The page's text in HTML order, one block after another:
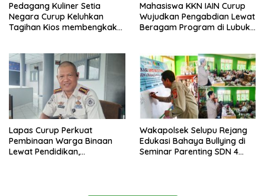
Pedagang Kuliner Setia
Negara Curup Keluhkan
Tagihan Kios membengkak
Mahasiswa KKN IAIN Curup
Wujudkan Pengabdian Lewat
Beragam Program di Lubuk
Lapas Curup Perkuat
Pembinaan Warga Binaan
Lewat Pendidikan,
Wakapolsek Selupu Rejang
Edukasi Bahaya Bullying di
Seminar Parenting SDN 4